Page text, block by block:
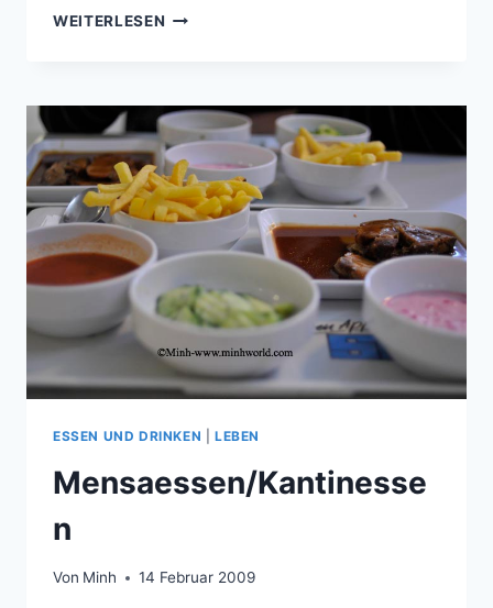
WEITERLESEN KATAKOMBEN/CATACOMB
ESSEN UND DRINKEN LEBEN
Mensaessen/Kantinesse
n
Von Minh 14 Februar 2009